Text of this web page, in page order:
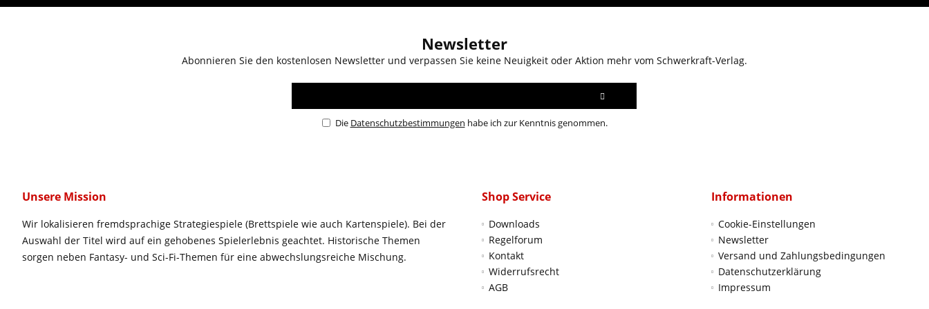
Newsletter
Abonnieren Sie den kostenlosen Newsletter und verpassen Sie keine Neuigkeit oder Aktion mehr vom Schwerkraft-Verlag.
Die Datenschutzbestimmungen habe ich zur Kenntnis genommen.
Unsere Mission
Wir lokalisieren fremdsprachige Strategiespiele (Brettspiele wie auch Kartenspiele). Bei der
Auswahl der Titel wird auf ein gehobenes Spielerlebnis geachtet. Historische Themen
sorgen neben Fantasy- und Sci-Fi-Themen für eine abwechslungsreiche Mischung.
Shop Service
Downloads
Regelforum
Kontakt
Widerrufsrecht
AGB
Informationen
Cookie-Einstellungen
Newsletter
Versand und Zahlungsbedingungen
Datenschutzerklärung
Impressum